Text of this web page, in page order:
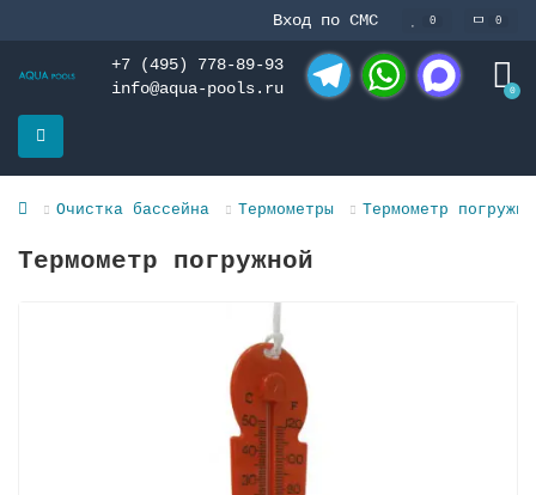
Вход по СМС 0 0
+7 (495) 778-89-93
info@aqua-pools.ru
0
Очистка бассейна Термометры Термометр
Термометр погружной